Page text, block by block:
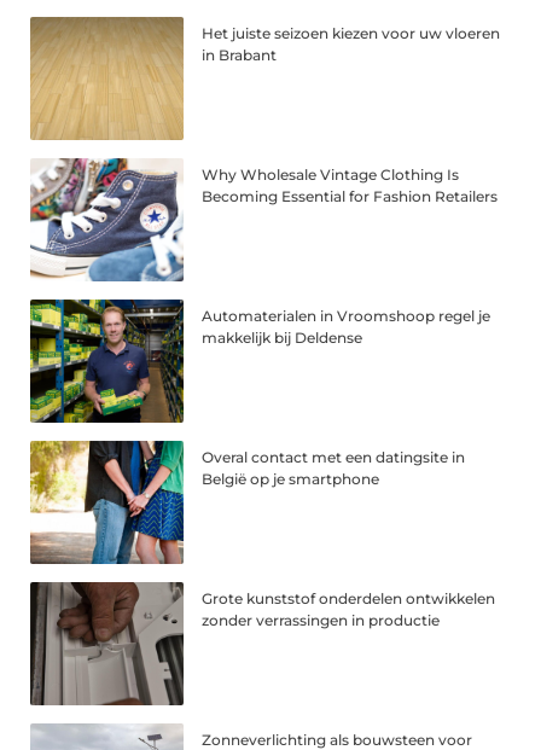
Het juiste seizoen kiezen voor uw vloeren
in Brabant
Why Wholesale Vintage Clothing Is
Becoming Essential for Fashion Retailers
Automaterialen in Vroomshoop regel je
makkelijk bij Deldense
Overal contact met een datingsite in
België op je smartphone
Grote kunststof onderdelen ontwikkelen
zonder verrassingen in productie
Zonneverlichting als bouwsteen voor